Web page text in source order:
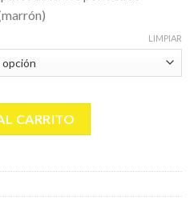
LIMPIAR
KOTY cantidad
CARRITO